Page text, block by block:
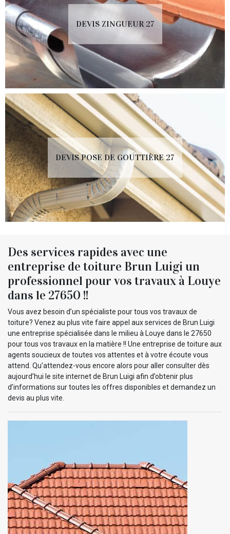
DEVIS ZINGUEUR 27
DEVIS POSE DE GOUTTIÈRE 27
Des services rapides avec une
entreprise de toiture Brun Luigi un
professionnel pour vos travaux à Louye
dans le 27650 !!
Vous avez besoin d’un spécialiste pour tous vos travaux de
toiture? Venez au plus vite faire appel aux services de Brun Luigi
une entreprise spécialisée dans le milieu à Louye dans le 27650
pour tous vos travaux en la matière !! Une entreprise de toiture aux
agents soucieux de toutes vos attentes et à votre écoute vous
attend. Qu’attendez-vous encore alors pour aller consulter dès
aujourd’hui le site internet de Brun Luigi afin d’obtenir plus
d’informations sur toutes les offres disponibles et demandez un
devis au plus vite.